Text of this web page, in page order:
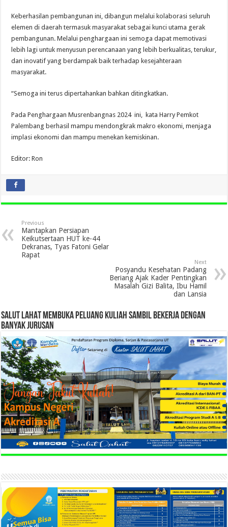
Keberhasilan pembangunan ini, dibangun melalui kolaborasi seluruh
elemen di daerah termasuk masyarakat sebagai kunci utama gerak
pembangunan. Melalui penghargaan ini semoga dapat memotivasi
lebih lagi untuk menyusun perencanaan yang lebih berkualitas, terukur,
dan inovatif yang berdampak baik terhadap kesejahteraan
masyarakat.
“Semoga ini terus dipertahankan bahkan ditingkatkan.
Pada Penghargaan Musrenbangnas 2024 ini, kata Harry Pemkot
Palembang berhasil mampu mendongkrak makro ekonomi, menjaga
implasi ekonomi dan mampu menekan kemiskinan.
Editor: Ron
Previous
Mantapkan Persiapan
Keikutsertaan HUT ke-44
Dekranas, Tyas Fatoni Gelar
Rapat
Next
Posyandu Kesehatan Padang
Beriang Ajak Kader Pentingkan
Masalah Gizi Balita, Ibu Hamil
dan Lansia
SALUT LAHAT MEMBUKA PELUANG KULIAH SAMBIL BEKERJA DENGAN
BANYAK JURUSAN